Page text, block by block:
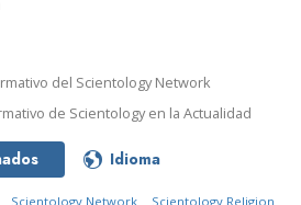
del Scientology Network
de Scientology en la Actualidad
Idioma
Scientology Network Scientology Religion